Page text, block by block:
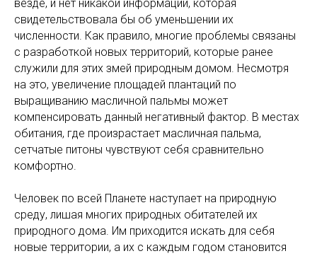
везде, и нет никакой информации, которая
свидетельствовала бы об уменьшении их
численности. Как правило, многие проблемы связаны
с разработкой новых территорий, которые ранее
служили для этих змей природным домом. Несмотря
на это, увеличение площадей плантаций по
выращиванию масличной пальмы может
компенсировать данный негативный фактор. В местах
обитания, где произрастает масличная пальма,
сетчатые питоны чувствуют себя сравнительно
комфортно.
Человек по всей Планете наступает на природную
среду, лишая многих природных обитателей их
природного дома. Им приходится искать для себя
новые территории, а их с каждым годом становится